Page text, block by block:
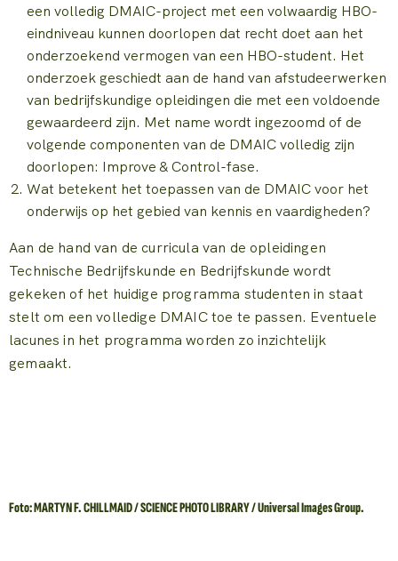
een volledig DMAIC-project met een volwaardig HBO-
eindniveau kunnen doorlopen dat recht doet aan het
onderzoekend vermogen van een HBO-student. Het
onderzoek geschiedt aan de hand van afstudeerwerken
van bedrijfskundige opleidingen die met een voldoende
gewaardeerd zijn. Met name wordt ingezoomd of de
volgende componenten van de DMAIC volledig zijn
doorlopen: Improve & Control-fase.
Wat betekent het toepassen van de DMAIC voor het
onderwijs op het gebied van kennis en vaardigheden?
Aan de hand van de curricula van de opleidingen
Technische Bedrijfskunde en Bedrijfskunde wordt
gekeken of het huidige programma studenten in staat
stelt om een volledige DMAIC toe te passen. Eventuele
lacunes in het programma worden zo inzichtelijk
gemaakt.
Foto: MARTYN F. CHILLMAID / SCIENCE PHOTO LIBRARY / Universal Images Group.